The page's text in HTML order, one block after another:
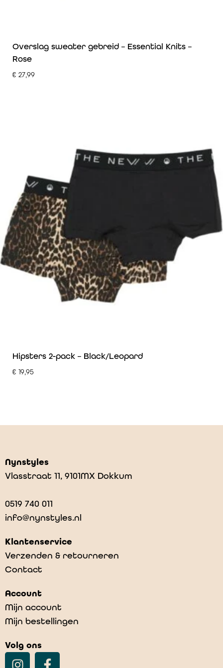
Overslag sweater gebreid – Essential Knits –
Rose
€ 27,99
Hipsters 2-pack – Black/Leopard
€ 19,95
Nynstyles
Vlasstraat 11, 9101MX Dokkum
0519 740 011
info@nynstyles.nl
Klantenservice
Verzenden & retourneren
Contact
Account
Mijn account
Mijn bestellingen
Volg ons